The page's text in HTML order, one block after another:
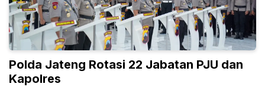
Polda Jateng Rotasi 22 Jabatan PJU dan
Kapolres